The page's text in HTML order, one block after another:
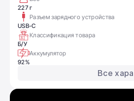
227 г
Разъем зарядного устройства
USB-C
Классификация товара
Б/У
Аккумулятор
92%
Все